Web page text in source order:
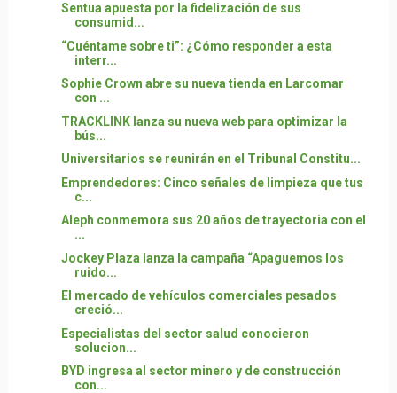
Sentua apuesta por la fidelización de sus
consumid...
“Cuéntame sobre ti”: ¿Cómo responder a esta
interr...
Sophie Crown abre su nueva tienda en Larcomar
con ...
TRACKLINK lanza su nueva web para optimizar la
bús...
Universitarios se reunirán en el Tribunal Constitu...
Emprendedores: Cinco señales de limpieza que tus
c...
Aleph conmemora sus 20 años de trayectoria con el
...
Jockey Plaza lanza la campaña “Apaguemos los
ruido...
El mercado de vehículos comerciales pesados
creció...
Especialistas del sector salud conocieron
solucion...
BYD ingresa al sector minero y de construcción
con...